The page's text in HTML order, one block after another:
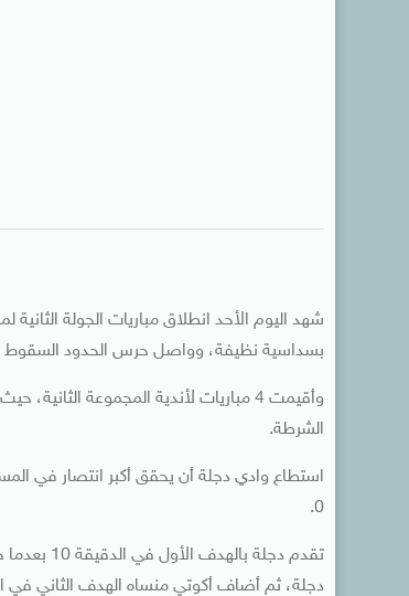
شهد اليوم الأحد انطلاق مباريات الجولة
بسداسية نظيفة، وواصل حرس الحدود السقوط
وأقيمت 4 مباريات لأندية المجموعة
الشرطة.
0.
تقدم